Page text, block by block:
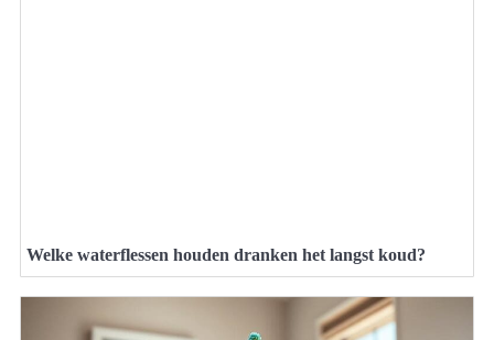
Welke waterflessen houden dranken het langst koud?